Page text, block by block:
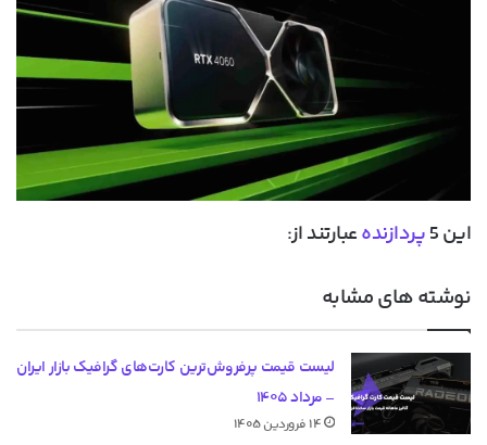
این 5 پردازندهعبارتند از:
نوشته های مشابه
لیست قیمت پرفروش‌ترین کارت‌های گرافیک بازار ایران
– مرداد ۱۴۰۵
۱۴ فروردین ۱۴۰۵